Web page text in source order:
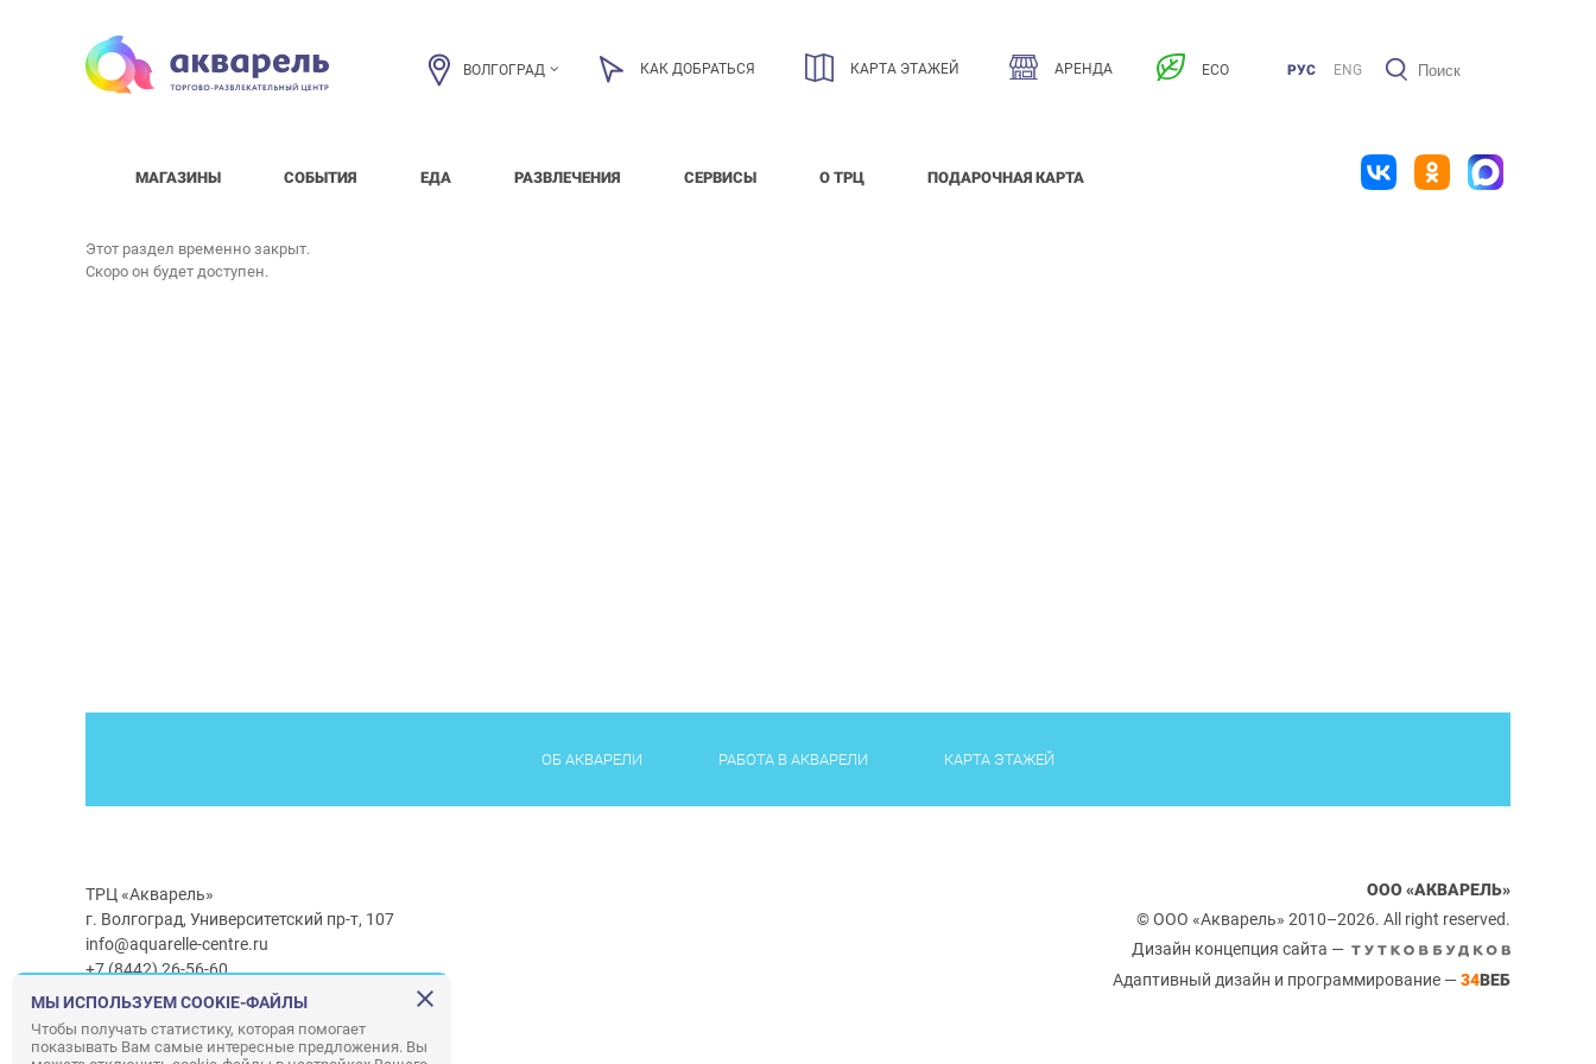
ВОЛГОГРАД КАК ДОБРАТЬСЯ КАРТА ЭТАЖЕЙ АРЕНДА ECO РУС ENG
МАГАЗИНЫ СОБЫТИЯ ЕДА РАЗВЛЕЧЕНИЯ СЕРВИСЫ О ТРЦ ПОДАРОЧНАЯ КАРТА
Этот раздел временно закрыт.
Скоро он будет доступен.
ОБ АКВАРЕЛИ РАБОТА В АКВАРЕЛИ КАРТА ЭТАЖЕЙ
ТРЦ «Акварель»
г. Волгоград, Университетский пр-т, 107
info@aquarelle-centre.ru
+7 (8442) 26-56-60
Часы работы ТРЦ: с 10:00 до 22:00
Часы работы г/м Ашан:с 08:00 до 23:00
ООО «АКВАРЕЛЬ»
© ООО «Акварель» 2010–2026. All right reserved.
Дизайн концепция сайта —
Адаптивный дизайн и программирование — 34ВЕБ
МЫ ИСПОЛЬЗУЕМ COOKIE-ФАЙЛЫ
Чтобы получать статистику, которая помогает
показывать Вам самые интересные предложения. Вы